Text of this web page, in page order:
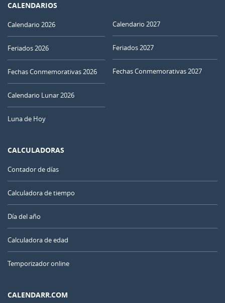
CALENDARIOS
Calendario 2026
Feriados 2026
Fechas Conmemorativas 2026
Calendario Lunar 2026
Luna de Hoy
Calendario 2027
Feriados 2027
Fechas Conmemorativas 2027
CALCULADORAS
Contador de días
Calculadora de tiempo
Día del año
Calculadora de edad
Temporizador online
CALENDARR.COM